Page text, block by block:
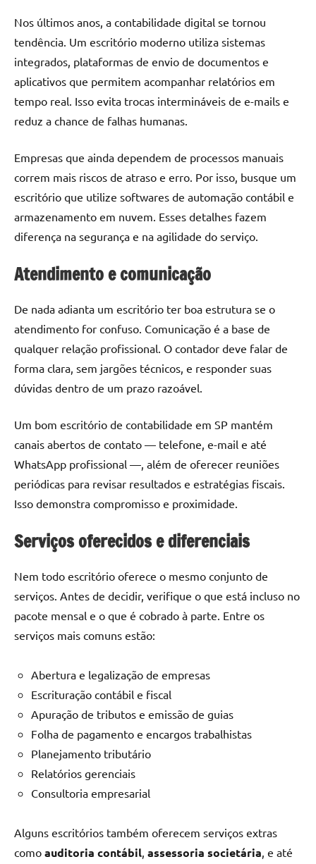
Nos últimos anos, a contabilidade digital se tornou
tendência. Um escritório moderno utiliza sistemas
integrados, plataformas de envio de documentos e
aplicativos que permitem acompanhar relatórios em
tempo real. Isso evita trocas intermináveis de e-mails e
reduz a chance de falhas humanas.
Empresas que ainda dependem de processos manuais
correm mais riscos de atraso e erro. Por isso, busque um
escritório que utilize softwares de automação contábil e
armazenamento em nuvem. Esses detalhes fazem
diferença na segurança e na agilidade do serviço.
Atendimento e comunicação
De nada adianta um escritório ter boa estrutura se o
atendimento for confuso. Comunicação é a base de
qualquer relação profissional. O contador deve falar de
forma clara, sem jargões técnicos, e responder suas
dúvidas dentro de um prazo razoável.
Um bom escritório de contabilidade em SP mantém
canais abertos de contato — telefone, e-mail e até
WhatsApp profissional —, além de oferecer reuniões
periódicas para revisar resultados e estratégias fiscais.
Isso demonstra compromisso e proximidade.
Serviços oferecidos e diferenciais
Nem todo escritório oferece o mesmo conjunto de
serviços. Antes de decidir, verifique o que está incluso no
pacote mensal e o que é cobrado à parte. Entre os
serviços mais comuns estão:
Abertura e legalização de empresas
Escrituração contábil e fiscal
Apuração de tributos e emissão de guias
Folha de pagamento e encargos trabalhistas
Planejamento tributário
Relatórios gerenciais
Consultoria empresarial
Alguns escritórios também oferecem serviços extras
como auditoria contábil assessoria societária , e até